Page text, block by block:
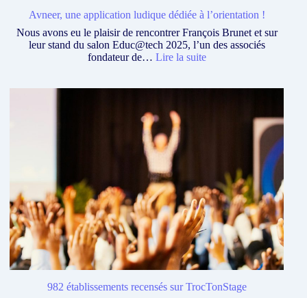
Avneer, une application ludique dédiée à l’orientation !
Nous avons eu le plaisir de rencontrer François Brunet et sur
leur stand du salon Educ@tech 2025, l’un des associés
fondateur de… Lire la suite:
982 établissements recensés sur TrocTonStage